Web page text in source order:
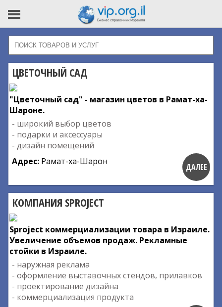
ЦВЕТОЧНЫЙ САД
"Цветочный сад" - магазин цветов в Рамат-ха-
Шароне.
- широкий выбор цветов
- подарки и аксессуары
- дизайн помещений
Адрес: Рамат-ха-Шарон
ДАЛЕЕ
КОМПАНИЯ SPROJECT
Sproject коммерциализации товара в Израиле.
Увеличение объемов продаж. Рекламные
стойки в Израиле.
- наружная реклама
- оформление выставочных стендов, прилавков
- проектирование дизайна
- коммерциализация продукта